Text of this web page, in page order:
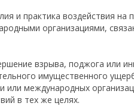
и практика воздействия
организациями,
взрыва, поджога или
имущественного
или международных
в тех же целях.